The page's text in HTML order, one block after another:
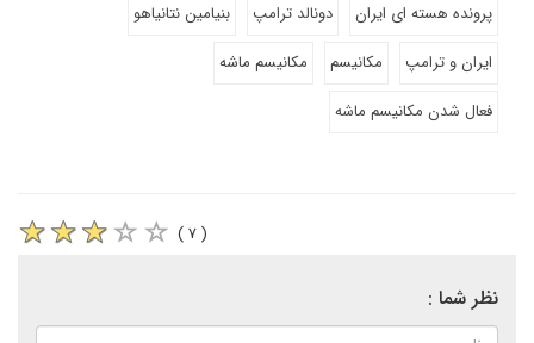
پرونده هسته ای ایران
دونالد ترامپ
بنیامین نتانیاهو
ایران و ترامپ
مکانیسم
مکانیسم ماشه
فعال شدن مکانیسم ماشه
( ۷ )
نظر شما :